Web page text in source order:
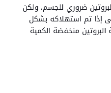
ضروري للجسم، ولكن
إذا تم استهلاكه بشكل
منخفضة الكمية